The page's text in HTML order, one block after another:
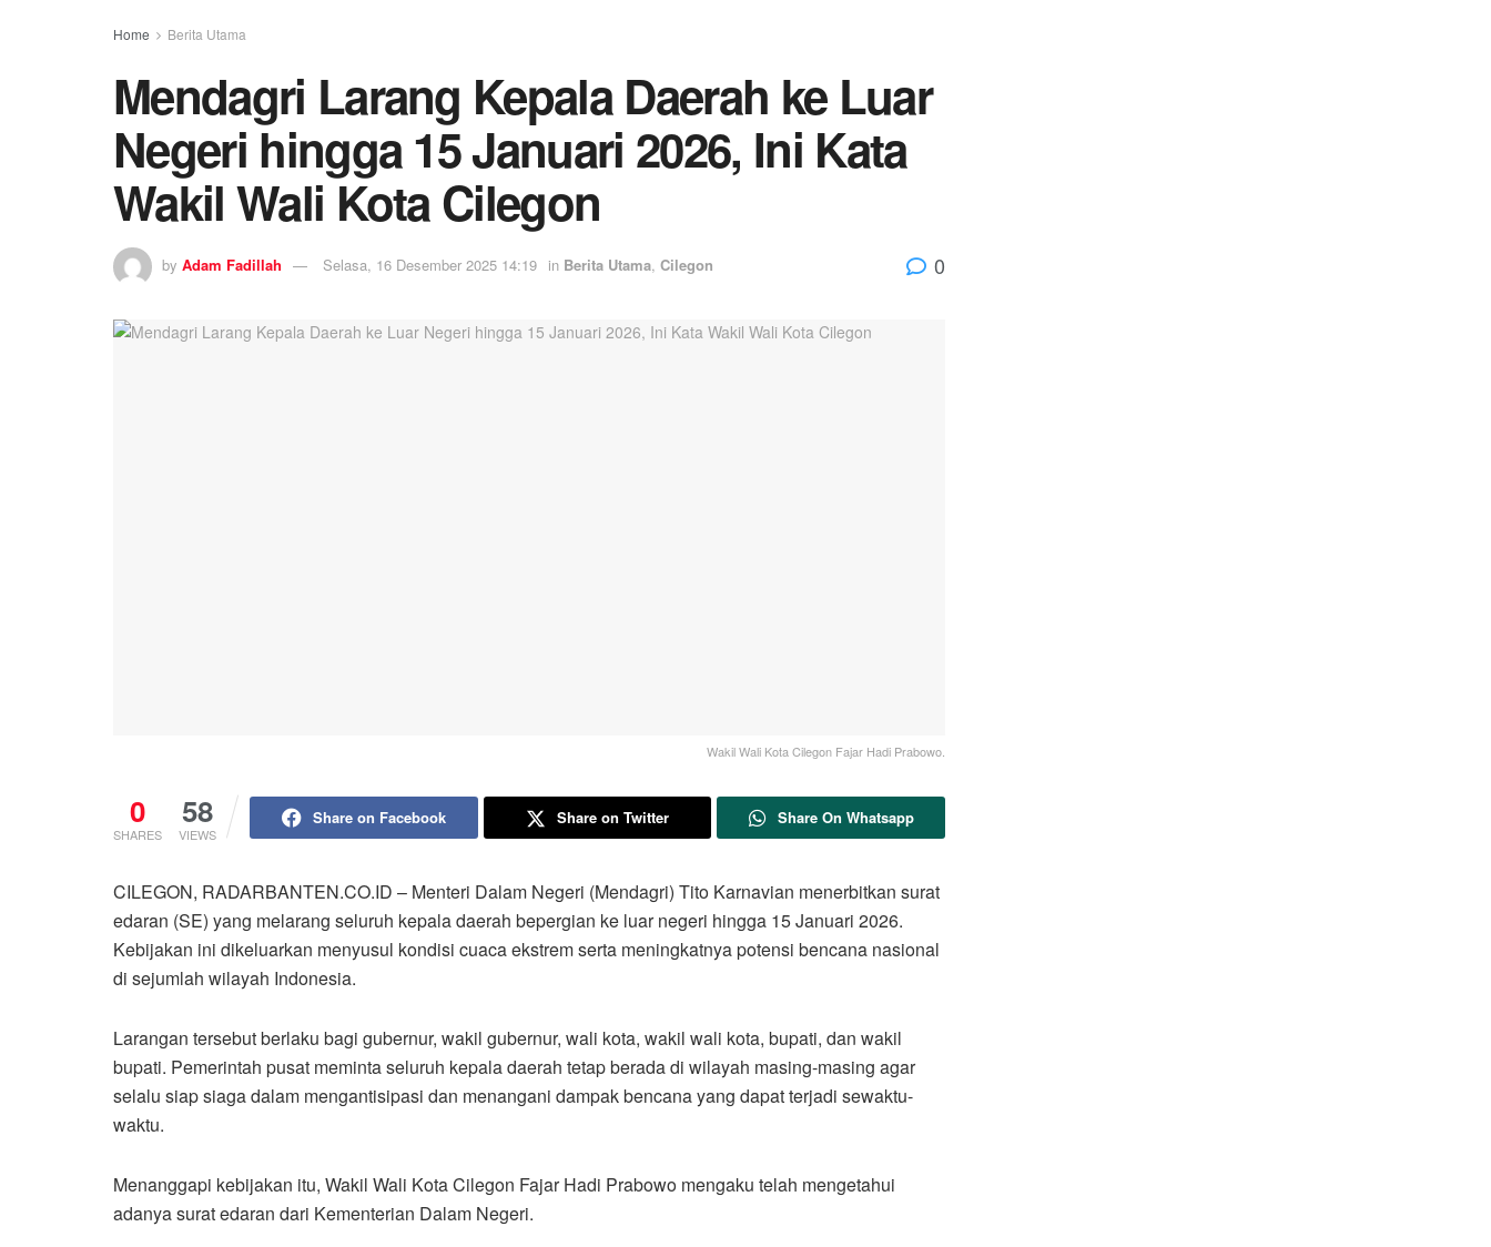
Home Berita Utama
Mendagri Larang Kepala Daerah ke Luar
Negeri hingga 15 Januari 2026, Ini Kata
Wakil Wali Kota Cilegon
by Adam Fadillah Selasa, 16 Desember 2025 14:19 in Berita Utama, Cilegon 0
Wakil Wali Kota Cilegon Fajar Hadi Prabowo.
0
SHARES
58
VIEWS
Share on Facebook Share on Twitter Share On Whatsapp
CILEGON, RADARBANTEN.CO.ID – Menteri Dalam Negeri (Mendagri) Tito Karnavian menerbitkan surat
edaran (SE) yang melarang seluruh kepala daerah bepergian ke luar negeri hingga 15 Januari 2026.
Kebijakan ini dikeluarkan menyusul kondisi cuaca ekstrem serta meningkatnya potensi bencana nasional
di sejumlah wilayah Indonesia.
Larangan tersebut berlaku bagi gubernur, wakil gubernur, wali kota, wakil wali kota, bupati, dan wakil
bupati. Pemerintah pusat meminta seluruh kepala daerah tetap berada di wilayah masing-masing agar
selalu siap siaga dalam mengantisipasi dan menangani dampak bencana yang dapat terjadi sewaktu-
waktu.
Menanggapi kebijakan itu, Wakil Wali Kota Cilegon Fajar Hadi Prabowo mengaku telah mengetahui
adanya surat edaran dari Kementerian Dalam Negeri.